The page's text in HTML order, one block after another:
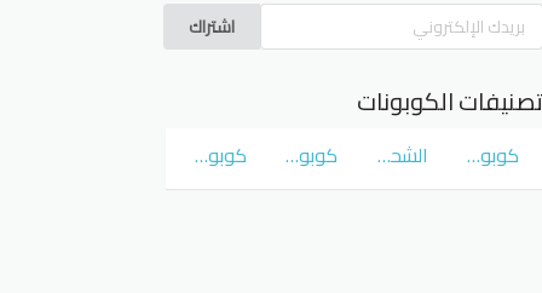
اشتراك
تصنيفات الكوبونات
كوبونات و عروض سوق كوم الشحن المجاني كوبونات و عروض نمشي Namshi كوبونات و عروض نون Noon